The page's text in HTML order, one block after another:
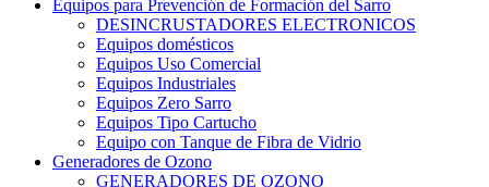
Equipos para Prevención de Formación del Sarro
DESINCRUSTADORES ELECTRONICOS
Equipos domésticos
Equipos Uso Comercial
Equipos Industriales
Equipos Zero Sarro
Equipos Tipo Cartucho
Equipo con Tanque de Fibra de Vidrio
Generadores de Ozono
GENERADORES DE OZONO